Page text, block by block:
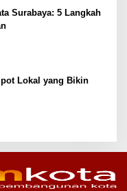
Surabaya: 5 Langkah
Lokal yang Bikin